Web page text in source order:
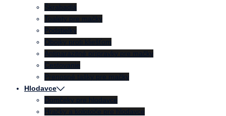
Škrabadlá
Toalety pre mačky
Podstielky
Obojky proti kliešťom
Antiparazitné prípravky pre mačky
Cestovanie
Prenosné tašky pre mačky
Hlodavce
Domčeky pre hlodavce
Hračky a kolotoče pre hlodavce